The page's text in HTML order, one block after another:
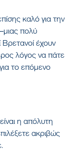
καλό για την
πολύ
Βρετανοί έχουν
λόγος να πάτε
το επόμενο
η απόλυτη
ακριβώς